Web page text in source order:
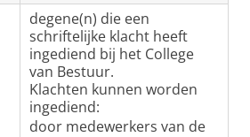
degene(n) die een
schriftelijke klacht heeft
ingediend bij het College
van Bestuur.
Klachten kunnen worden
ingediend:
door medewerkers van de